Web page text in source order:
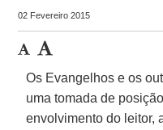
02 Fevereiro 2015
Os Evangelhos e os
uma tomada de
envolvimento do leitor,